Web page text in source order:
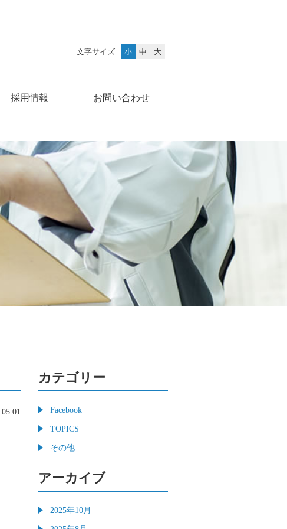
文字サイズ 小 中 大
採用情報 お問い合わせ
カテゴリー
Facebook
TOPICS
その他
アーカイブ
2025年10月